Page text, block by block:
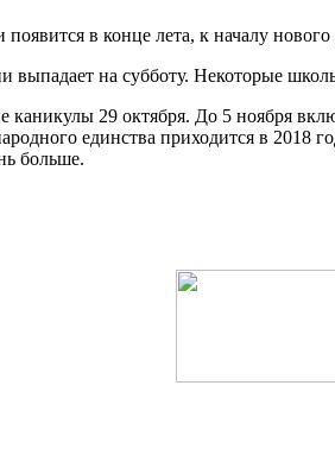
в конце лета, к началу нового
выпадает на субботу. Некоторые
29 октября. До 5 ноября
единства приходится в 2018
больше.